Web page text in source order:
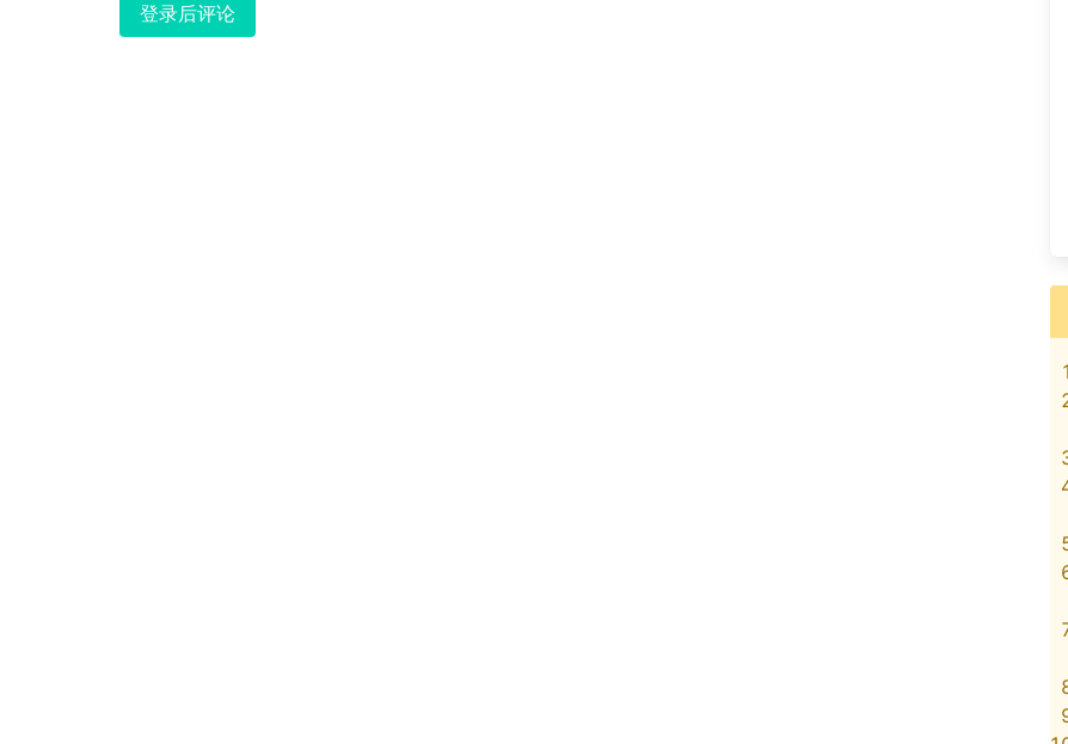
登录后评论